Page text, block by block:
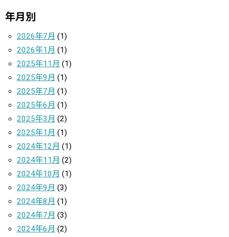
年月別
2026年7月 (1)
2026年1月 (1)
2025年11月 (1)
2025年9月 (1)
2025年7月 (1)
2025年6月 (1)
2025年3月 (2)
2025年1月 (1)
2024年12月 (1)
2024年11月 (2)
2024年10月 (1)
2024年9月 (3)
2024年8月 (1)
2024年7月 (3)
2024年6月 (2)